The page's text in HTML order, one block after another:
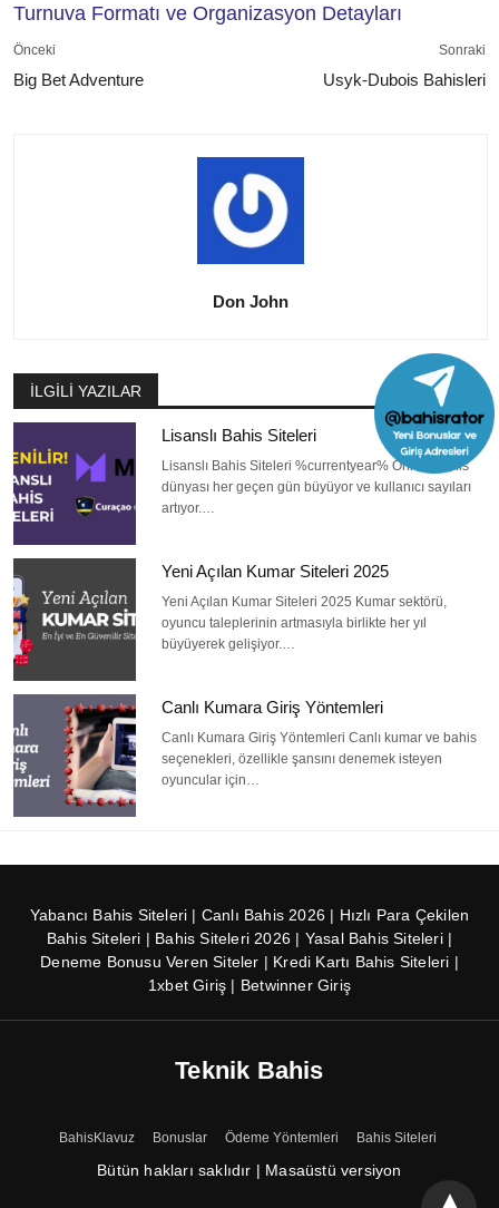
Turnuva Formatı ve Organizasyon Detayları
Önceki
Big Bet Adventure
Sonraki
Usyk-Dubois Bahisleri
Don John
İLGILI YAZILAR
Lisanslı Bahis Siteleri
Lisanslı Bahis Siteleri %currentyear% Online bahis
dünyası her geçen gün büyüyor ve kullanıcı sayıları
artıyor.…
Yeni Açılan Kumar Siteleri 2025
Yeni Açılan Kumar Siteleri 2025 Kumar sektörü,
oyuncu taleplerinin artmasıyla birlikte her yıl
büyüyerek gelişiyor.…
Canlı Kumara Giriş Yöntemleri
Canlı Kumara Giriş Yöntemleri Canlı kumar ve bahis
seçenekleri, özellikle şansını denemek isteyen
oyuncular için…
Yabancı Bahis Siteleri | Canlı Bahis 2026 | Hızlı Para Çekilen
Bahis Siteleri | Bahis Siteleri 2026 | Yasal Bahis Siteleri|
Deneme Bonusu Veren Siteler | Kredi Kartı Bahis Siteleri |
1xbet Giriş | Betwinner Giriş
Teknik Bahis
BahisKlavuz Bonuslar Ödeme Yöntemleri Bahis Siteleri
Bütün hakları saklıdır | Masaüstü versiyon